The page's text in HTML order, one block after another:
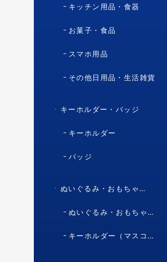
キッチン用品・食器
お菓子・食品
スマホ用品
その他日用品・生活雑貨
キーホルダー・バッジ
キーホルダー
バッジ
ぬいぐるみ・おもちゃ・マスコット・キャラクター
ぬいぐるみ・おもちゃ（マスコット・キャラクター）
キーホルダー（マスコット・キャラクター）